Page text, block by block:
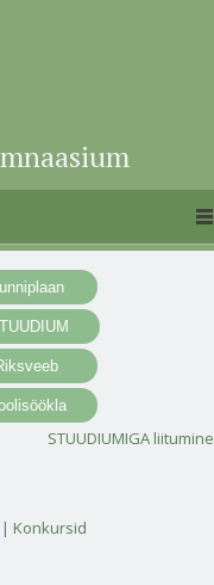
STUUDIUMIGA liitumine
| Konkursid